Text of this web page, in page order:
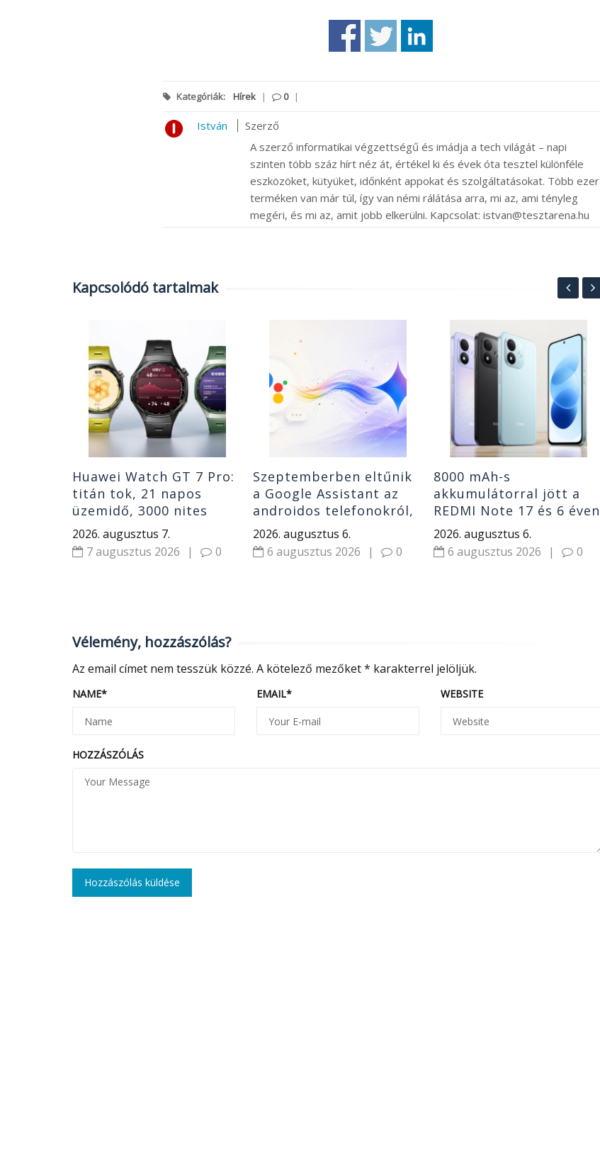
Kategóriák: Hírek | 0 |
István
Szerző
A szerző informatikai végzettségű és imádja a tech világát – napi
szinten több száz hírt néz át, értékel ki és évek óta tesztel különféle
eszközöket, kütyüket, időnként appokat és szolgáltatásokat. Több ezer
terméken van már túl, így van némi rálátása arra, mi az, ami tényleg
megéri, és mi az, amit jobb elkerülni. Kapcsolat: istvan@tesztarena.hu
Kapcsolódó tartalmak
Huawei Watch GT 7 Pro:
titán tok, 21 napos
üzemidő, 3000 nites
kijelző
2026. augusztus 7.
7 augusztus 2026
| 0
Szeptemberben eltűnik
a Google Assistant az
androidos telefonokról,
a Gemini veszi át a
helyét
2026. augusztus 6.
6 augusztus 2026
| 0
8000 mAh-s
akkumulátorral jött a
REDMI Note 17 és 6 éven
át kap frissítéseket
2026. augusztus 6.
6 augusztus 2026
| 0
Vélemény, hozzászólás?
Az email címet nem tesszük közzé. A kötelező mezőket* karakterrel jelöljük.
NAME* EMAIL* WEBSITE
HOZZÁSZÓLÁS